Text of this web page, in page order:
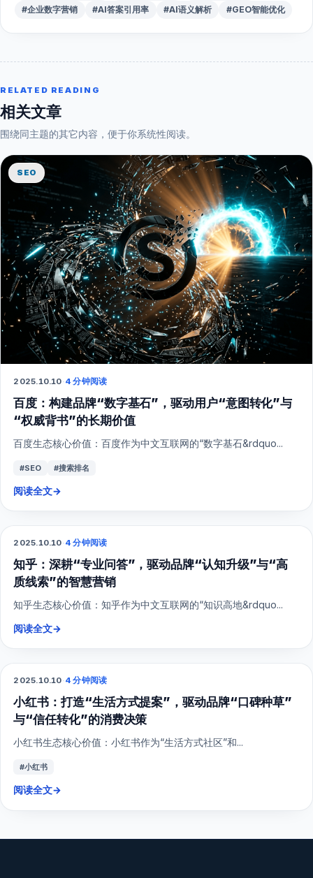
#企业数字营销
#AI答案引用率 #AI语义解析 #GEO智能优化
RELATED READING
相关文章
围绕同主题的其它内容，便于你系统性阅读。
SEO
2025.10.10·4 分钟阅读
百度：构建品牌“数字基石”，驱动用户“意图转化”与
“权威背书”的长期价值
百度生态核心价值：百度作为中文互联网的“数字基石&rdquo...
#SEO #搜索排名
阅读全文→
SEO
2025.10.10·4 分钟阅读
知乎：深耕“专业问答”，驱动品牌“认知升级”与“高
质线索”的智慧营销
知乎生态核心价值：知乎作为中文互联网的“知识高地&rdquo...
阅读全文→
小红书
2025.10.10·4 分钟阅读
小红书：打造“生活方式提案”，驱动品牌“口碑种草”
与“信任转化”的消费决策
小红书生态核心价值：小红书作为“生活方式社区”和...
#小红书
阅读全文→